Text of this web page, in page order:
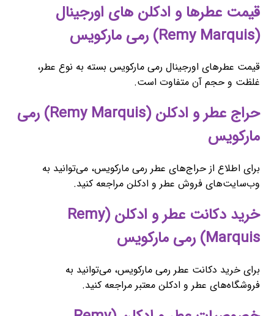
قیمت عطرها و ادکلن های اورجینال
(Remy Marquis) رمی مارکویس
قیمت عطرهای اورجینال رمی مارکویس بسته به نوع عطر،
غلظت و حجم آن متفاوت است.
حراج عطر و ادکلن (Remy Marquis) رمی
مارکویس
برای اطلاع از حراج‌های عطر رمی مارکویس، می‌توانید به
وب‌سایت‌های فروش عطر و ادکلن مراجعه کنید.
خرید دکانت عطر و ادکلن (Remy
Marquis) رمی مارکویس
برای خرید دکانت عطر رمی مارکویس، می‌توانید به
فروشگاه‌های عطر و ادکلن معتبر مراجعه کنید.